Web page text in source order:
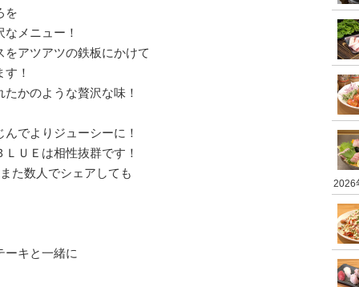
を
メニュー！
アツアツの鉄板にかけて
！
かのような贅沢な味！
でよりジューシーに！
ＵＥは相性抜群です！
た数人でシェアしても
ーキと一緒に
2026